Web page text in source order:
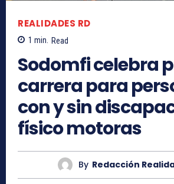
REALIDADES RD
1 min. Read
Sodomfi celebra
carrera para
con y sin
físico motoras
By Redacción